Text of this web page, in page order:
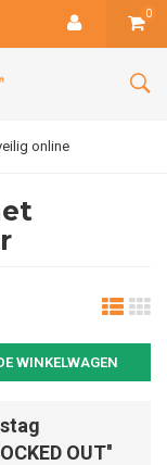
0
online
WINKELWAGEN
OUT''